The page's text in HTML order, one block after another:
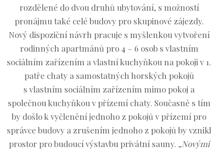
rozdělené do dvou druhů ubytování, s možností
pronájmu také celé budovy pro skupinové zájezdy.
Nový dispoziční návrh pracuje s myšlenkou vytvoření
rodinných apartmánů pro 4 – 6 osob s vlastním
sociálním zařízením a vlastní kuchyňkou na pokoji v 1.
patře chaty a samostatných horských pokojů
s vlastním sociálním zařízením mimo pokoj a
společnou kuchyňkou v přízemí chaty. Současně s tím
by došlo k vyčlenění jednoho z pokojů v přízemí pro
správce budovy a zrušením jednoho z pokojů by vznikl
prostor pro budoucí výstavbu privátní sauny. „Novými